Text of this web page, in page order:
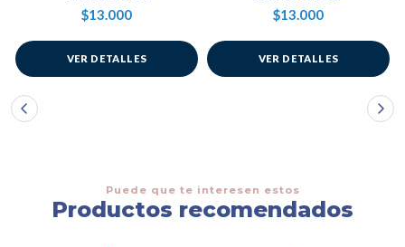
$13.000
VER DETALLES
$13.000
VER DETALLES
Puede que te interesen estos
Productos recomendados